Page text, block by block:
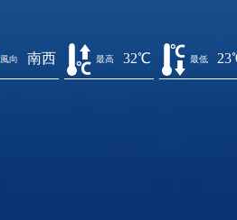
風向 南西 最高 32℃ 最低